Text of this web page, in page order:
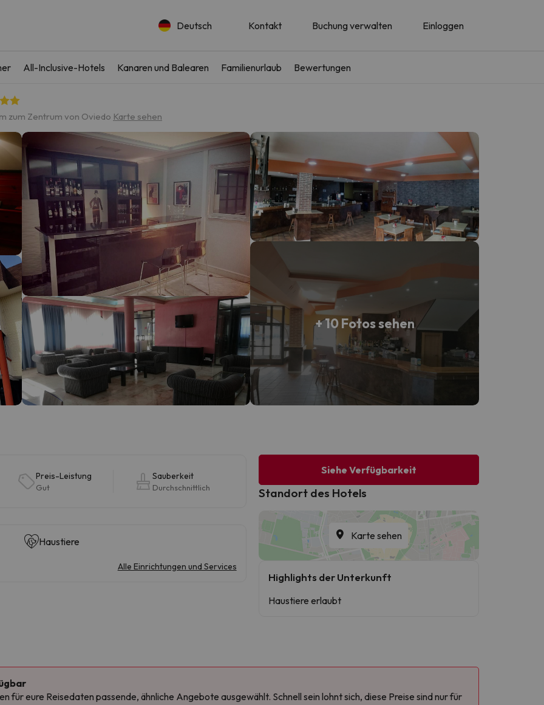
Deutsch Kontakt Buchung verwalten Einloggen
All-Inclusive-Hotels Kanaren und Balearen Familienurlaub Bewertungen
zum Zentrum von Oviedo Karte sehen
+ 10 Fotos sehen
Preis-Leistung
Gut
Sauberkeit
Durchschnittlich
Haustiere
Alle Einrichtungen und Services
Siehe Verfügbarkeit
Standort des Hotels
Karte sehen
Highlights der Unterkunft
Haustiere erlaubt
für eure Reisedaten passende, ähnliche Angebote ausgewählt. Schnell sein lohnt sich, diese Preise sind nur für